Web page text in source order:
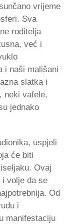
vrijeme
Sva
roditelja
već i
i naši mališani
slatka i
neki vafele,
jednako
uspjeli
će biti
Ovaj
i volje da se
Od
i
manifestaciju